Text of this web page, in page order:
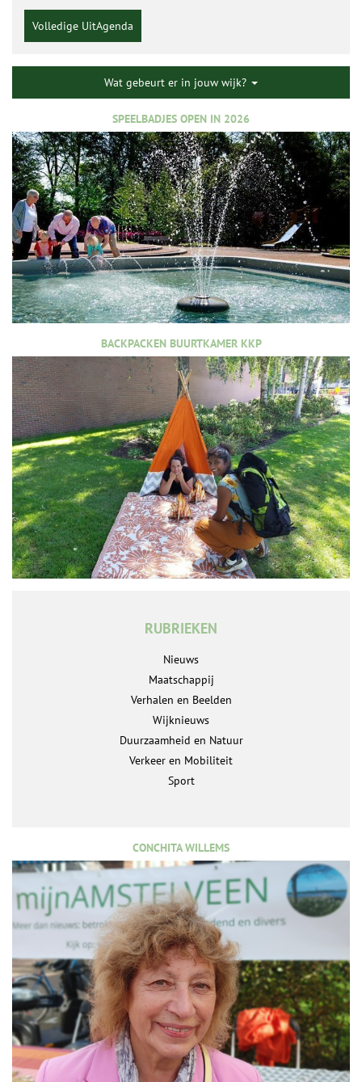
Volledige UitAgenda
Wat gebeurt er in jouw wijk?
SPEELBADJES OPEN IN 2026
BACKPACKEN BUURTKAMER KKP
RUBRIEKEN
Nieuws
Maatschappij
Verhalen en Beelden
Wijknieuws
Duurzaamheid en Natuur
Verkeer en Mobiliteit
Sport
CONCHITA WILLEMS